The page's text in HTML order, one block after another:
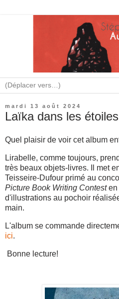
mardi 13 août 2024
Laïka dans les étoiles
Quel plaisir de voir cet album
Lirabelle, comme toujours,
très beaux objets-livres. Il met
Teisseire-Dufour primé au
Picture Book Writing Contesten
d'illustrations au pochoir
main.
L'album se commande
ici.
Bonne lecture!